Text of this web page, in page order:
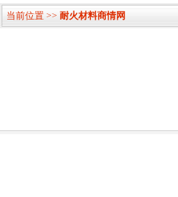
当前位置 >> 耐火材料商情网